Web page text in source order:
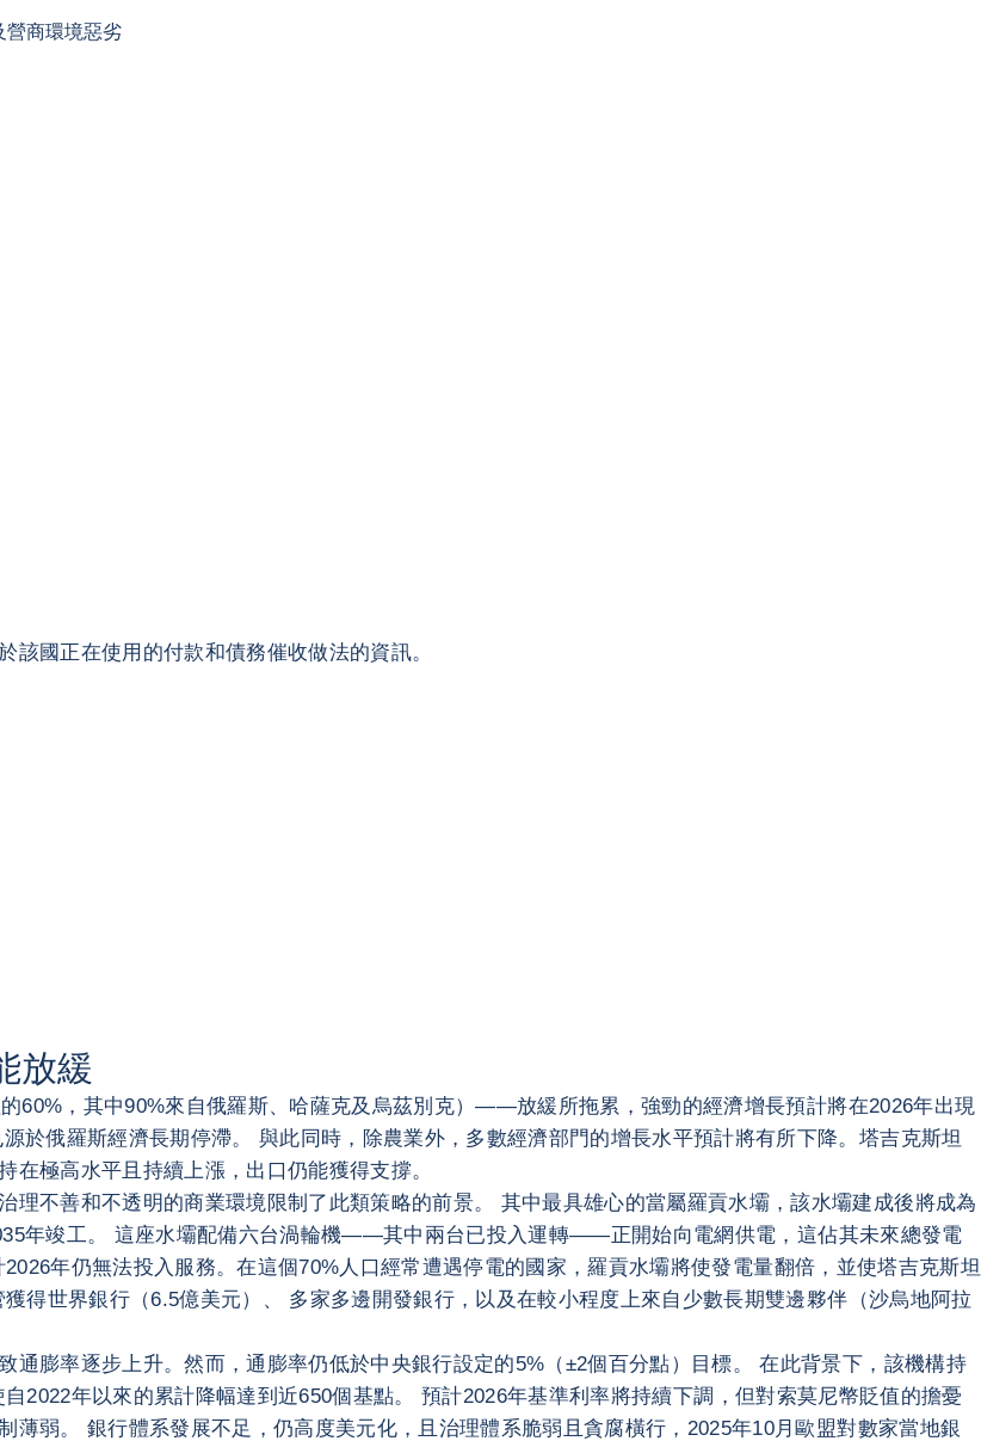
營商環境惡劣
國正在使用的付款和債務催收做法的資訊。
放緩
，其中90%來自俄羅斯、哈薩克及烏茲別克）——放緩所拖累，強勁的經濟增長預計將在2026年出現
於俄羅斯經濟長期停滯。 與此同時，除農業外，多數經濟部門的增長水平預計將有所下降。塔吉克斯坦
極高水平且持續上漲，出口仍能獲得支撐。
不善和不透明的商業環境限制了此類策略的前景。 其中最具雄心的當屬羅貢水壩，該水壩建成後將成為
年竣工。 這座水壩配備六台渦輪機——其中兩台已投入運轉——正開始向電網供電，這佔其未來總發電
年仍無法投入服務。在這個70%人口經常遭遇停電的國家，羅貢水壩將使發電量翻倍，並使塔吉克斯坦
得世界銀行（6.5億美元）、 多家多邊開發銀行，以及在較小程度上來自少數長期雙邊夥伴（沙烏地阿拉
膨率逐步上升。然而，通膨率仍低於中央銀行設定的5%（±2個百分點）目標。 在此背景下，該機構持
2022年以來的累計降幅達到近650個基點。 預計2026年基準利率將持續下調，但對索莫尼幣貶值的擔憂
弱。 銀行體系發展不足，仍高度美元化，且治理體系脆弱且貪腐橫行，2025年10月歐盟對數家當地銀